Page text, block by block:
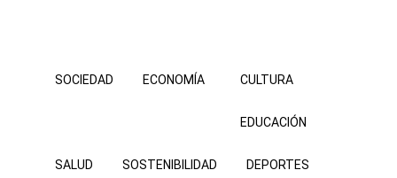
SOCIEDAD ECONOMÍA CULTURA
EDUCACIÓN
SALUD SOSTENIBILIDAD DEPORTES